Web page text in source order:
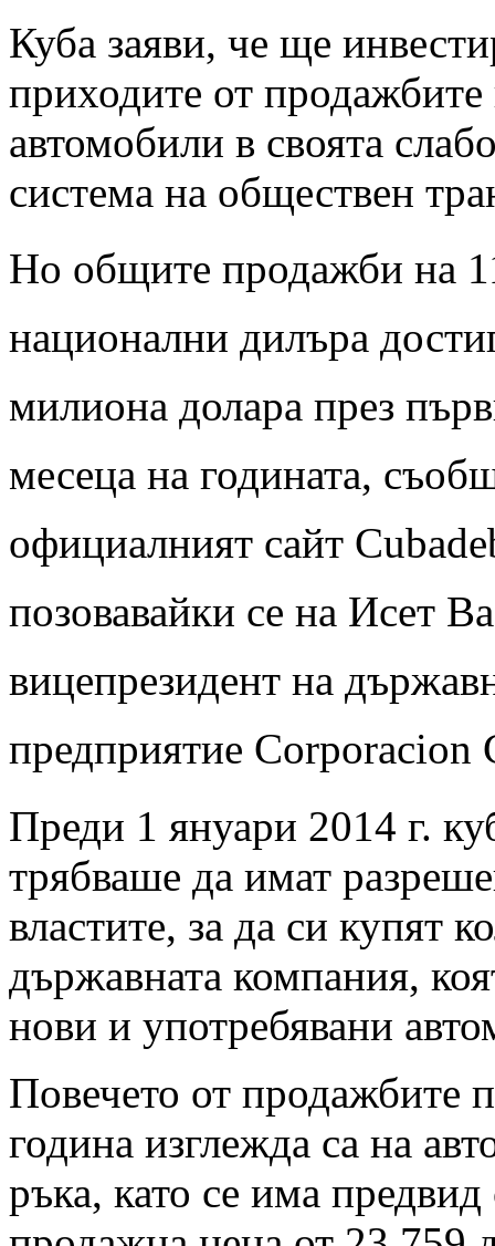
Куба заяви, че ще
приходите от
автомобили в своята
система на обществен
Но общите продажби на
национални дилъра
милиона долара през
месеца на годината,
официалният сайт
позовавайки се на Исет
вицепрезидент на
предприятие
Преди 1 януари 2014 г.
трябваше да имат
властите, за да си купят
държавната компания,
нови и употребявани
Повечето от продажбите
година изглежда са на
ръка, като се има предвид